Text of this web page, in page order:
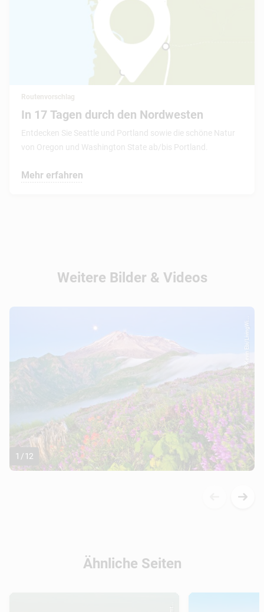
Routenvorschlag
In 17 Tagen durch den Nordwesten
Entdecken Sie Seattle und Portland sowie die schöne Natur
von Oregon und Washington State ab/bis Portland.
Mehr erfahren
Weitere Bilder & Videos
© Kevin Ebi/LivingWi...
1 /12
Ähnliche Seiten